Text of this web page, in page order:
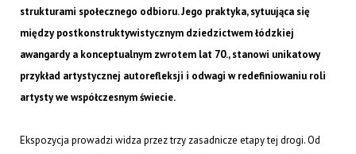
strukturami społecznego odbioru. Jego praktyka, sytuująca się
między postkonstruktywistycznym dziedzictwem łódzkiej
awangardy a konceptualnym zwrotem lat 70., stanowi unikatowy
przykład artystycznej autorefleksji i odwagi w redefiniowaniu roli
artysty we współczesnym świecie.
Ekspozycja prowadzi widza przez trzy zasadnicze etapy tej drogi. Od